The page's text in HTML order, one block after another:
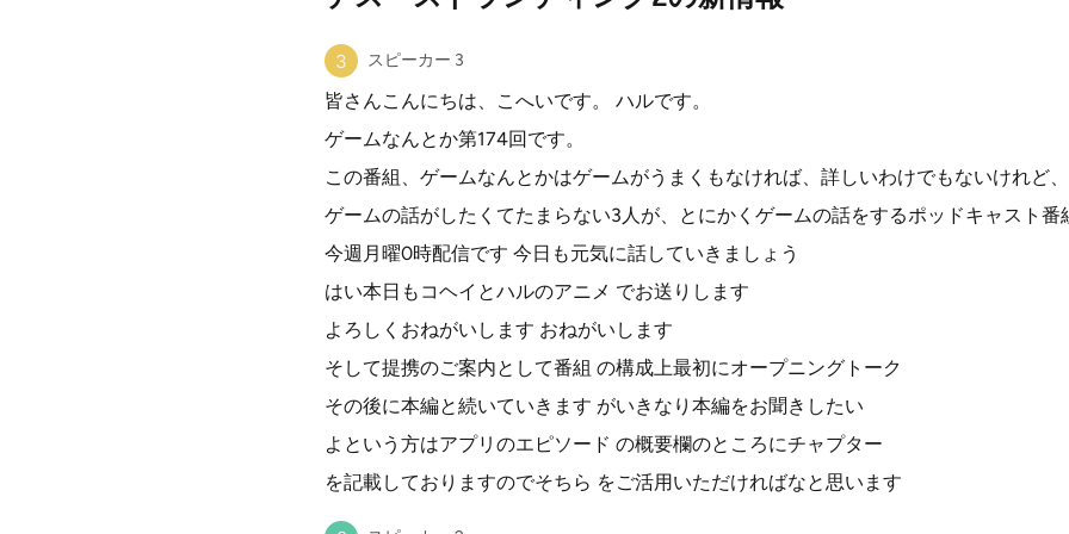
スピーカー 3
皆さんこんにちは、こへいです。 ハルです。
ゲームなんとか第174回です。
この番組、ゲームなんとかはゲームがうまくもなければ、詳しいわけでもないけれど、
ゲームの話がしたくてたまらない3人が、とにかくゲームの話をするポッドキャスト番
今週月曜0時配信です 今日も元気に話していきましょう
はい本日もコヘイとハルのアニメ でお送りします
よろしくおねがいします おねがいします
そして提携のご案内として番組 の構成上最初にオープニングトーク
その後に本編と続いていきます がいきなり本編をお聞きしたい
よという方はアプリのエピソード の概要欄のところにチャプター
を記載しておりますのでそちら をご活用いただければなと思います